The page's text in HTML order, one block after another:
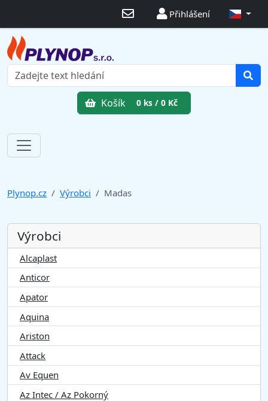
Přihlášení
Košík 0 ks / 0 Kč
Plynop.cz Výrobci Madas
Výrobci
Alcaplast
Anticor
Apator
Aquina
Ariston
Attack
Av Equen
Az Intec / Az Pokorný